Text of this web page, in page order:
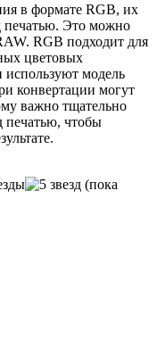
в формате RGB, их
печатью. Это можно
RGB подходит для
цветовых
используют модель
конвертации могут
важно тщательно
печатью, чтобы
(пока